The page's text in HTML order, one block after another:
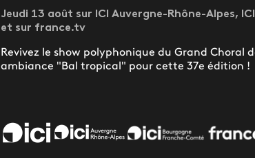
Jeudi 13 août sur ICI Auvergne-Rhône-Alpes,
et sur france.tv
Revivez le show polyphonique du Grand Choral
ambiance "Bal tropical" pour cette 37e édition !